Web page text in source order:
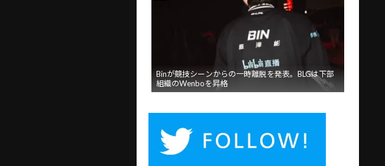
Binが競技シーンからの一時離脱を発表。BLGは下部
組織のWenboを昇格